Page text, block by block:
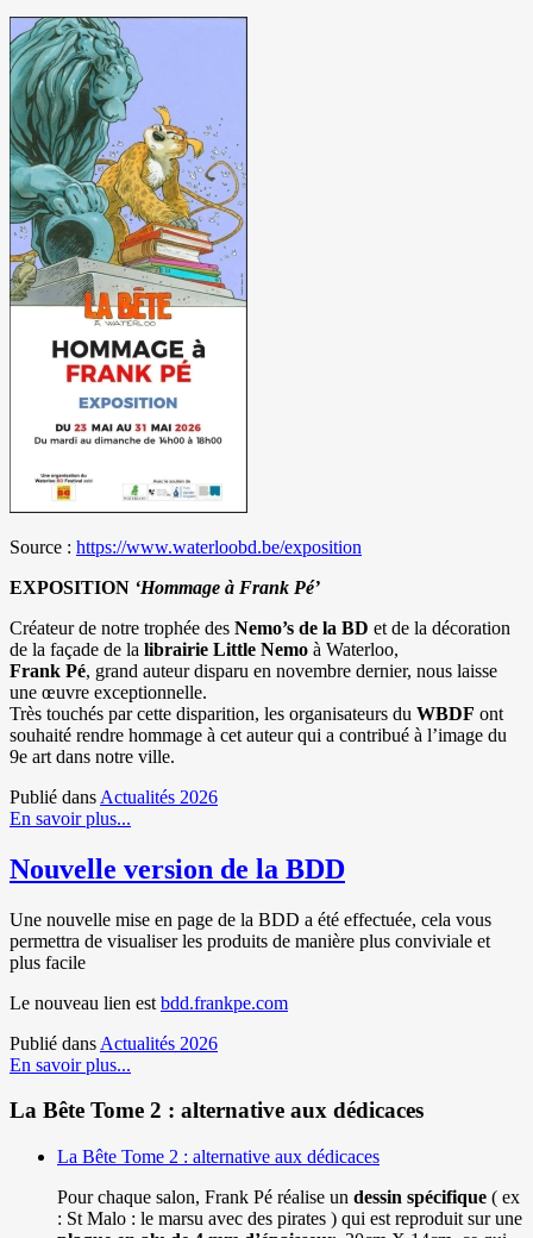
Source : https://www.waterloobd.be/exposition
EXPOSITION ‘Hommage à Frank Pé’
Créateur de notre trophée des Nemo’s de la BD et de la décoration
de la façade de la librairie Little Nemo à Waterloo,
Frank Pé, grand auteur disparu en novembre dernier, nous laisse
une œuvre exceptionnelle.
Très touchés par cette disparition, les organisateurs du WBDF ont
souhaité rendre hommage à cet auteur qui a contribué à l’image du
9e art dans notre ville.
Publié dans Actualités 2026
En savoir plus...
Nouvelle version de la BDD
Une nouvelle mise en page de la BDD a été effectuée, cela vous
permettra de visualiser les produits de manière plus conviviale et
plus facile
Le nouveau lien est bdd.frankpe.com
Publié dans Actualités 2026
En savoir plus...
La Bête Tome 2 : alternative aux dédicaces
La Bête Tome 2 : alternative aux dédicaces
Pour chaque salon, Frank Pé réalise un dessin spécifique ( ex
: St Malo : le marsu avec des pirates ) qui est reproduit sur une